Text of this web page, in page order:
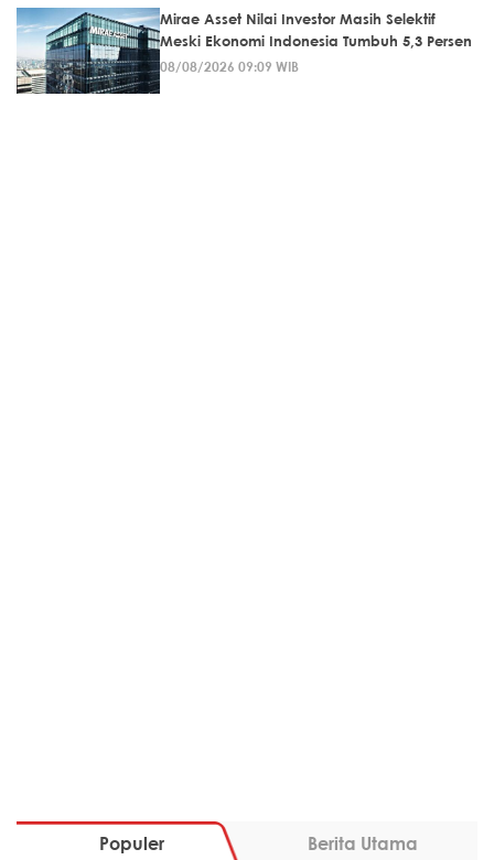
Mirae Asset Nilai Investor Masih Selektif
Meski Ekonomi Indonesia Tumbuh 5,3 Persen
08/08/2026 09:09 WIB
Populer Berita Utama